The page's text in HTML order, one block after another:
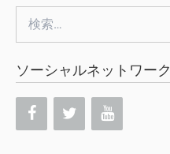
ソーシャルネットワーク